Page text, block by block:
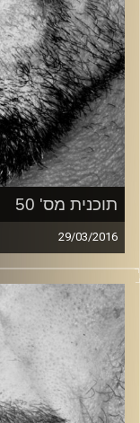
תוכנית מס' 50
29/03/2016
זיפים, מוזיקה
כל מה שחי, אמיתי
עם שמוליק רגב.
קרדיט תמונות: